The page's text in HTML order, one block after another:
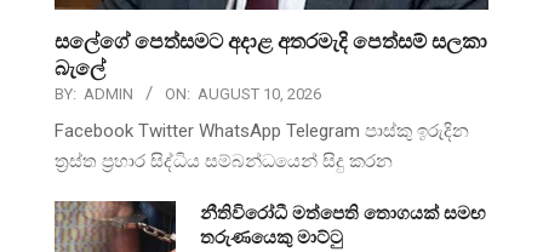
සලේගේ පෙත්සමට අදාළ අතරමැදි පෙත්සම් සලකා
බැලේ
BY: ADMIN ON: AUGUST 10, 2026
Facebook Twitter WhatsApp Telegram පාස්කු ඉරුදින
ත්‍රස්ත ප්‍රහාර සිද්ධිය සම්බන්ධයෙන් සිදු කරන
නීතිවිරෝධී මත්පෙති තොගයක් සමඟ
තරුණයෙකු මාට්ටු